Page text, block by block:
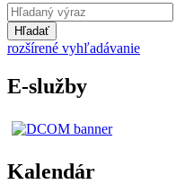
Hľadať
rozšírené vyhľadávanie
E-služby
Kalendár